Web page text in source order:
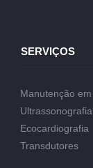
SERVIÇOS
Manutenção
Ultrassonografia
Ecocardiografia
Transdutores